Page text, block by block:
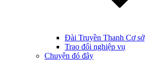
Đài Truyền Thanh Cơ sở
Trao đổi nghiệp vụ
Chuyện đó đây